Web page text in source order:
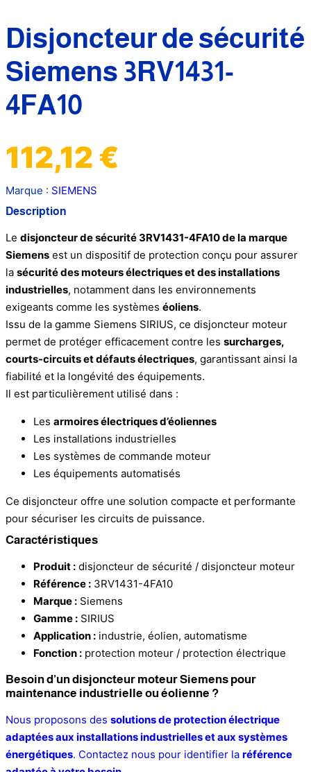
Disjoncteur de sécurité
Siemens 3RV1431-
4FA10
112,12€
Marque : SIEMENS
Description
Le disjoncteur de sécurité 3RV1431-4FA10 de la marque
Siemens est un dispositif de protection conçu pour assurer
la sécurité des moteurs électriques et des installations
industrielles, notamment dans les environnements
exigeants comme les systèmes éoliens.
Issu de la gamme Siemens SIRIUS, ce disjoncteur moteur
permet de protéger efficacement contre les surcharges,
courts-circuits et défauts électriques, garantissant ainsi la
fiabilité et la longévité des équipements.
Il est particulièrement utilisé dans :
Les armoires électriques d’éoliennes
Les installations industrielles
Les systèmes de commande moteur
Les équipements automatisés
Ce disjoncteur offre une solution compacte et performante
pour sécuriser les circuits de puissance.
Caractéristiques
Produit : disjoncteur de sécurité / disjoncteur moteur
Référence : 3RV1431-4FA10
Marque : Siemens
Gamme : SIRIUS
Application : industrie, éolien, automatisme
Fonction : protection moteur / protection électrique
Besoin d’un disjoncteur moteur Siemens pour
maintenance industrielle ou éolienne ?
Nous proposons des solutions de protection électrique
adaptées aux installations industrielles et aux systèmes
énergétiques. Contactez nous pour identifier la référence